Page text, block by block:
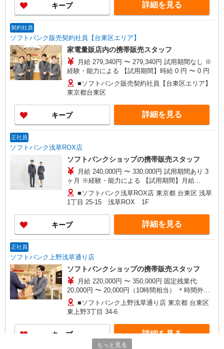
キープ 詳細を見る
契約社員
ソフトバンク販売契約社員【台東区エリア】
家電量販店内の携帯販売スタッフ
月給 279,340円 〜 279,340円 試用期間なし ※
経験・能力による 【試用期間】時給 0 円 〜 0 円
■ソフトバンク販売契約社員【台東区エリア】
東京都台東区
キープ 詳細を見る
正社員
ソフトバンク浅草ROX店
ソフトバンクショップの携帯販売スタッフ
月給 240,000円 〜 330,000円 試用期間あり 3
ヶ月 ※経験・能力による 【試用期間】月給
200000 円 〜 200000 円
■ソフトバンク浅草ROX店 東京都 台東区 浅草
1丁目 25‐15 浅草ROX 1F
キープ 詳細を見る
正社員
ソフトバンク上野浅草通り店
ソフトバンクショップの携帯販売スタッフ
月給 220,000円 〜 350,000円 固定残業代:
20,000円 〜 20,000円（10時間相当） ＊時間外手
当は時間外労働の有無にかかわらず、固定残業代
として支給し、相当時間を超える時間外労働分は
法定どおり追加で支給します。 試用期間あり 6ヶ
月 ※経験・能力による 【試用期間】月給 220000
円 〜 350000 円
■ソフトバンク上野浅草通り店 東京都 台東区
東上野3丁目 34‐6
キープ 詳細を見る
もっと見る